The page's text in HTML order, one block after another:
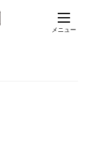
メニュー